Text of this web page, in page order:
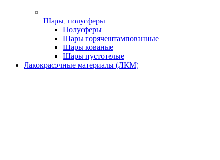
Шары, полусферы
Полусферы
Шары горячештампованные
Шары кованые
Шары пустотелые
Лакокрасочные материалы (ЛКМ)